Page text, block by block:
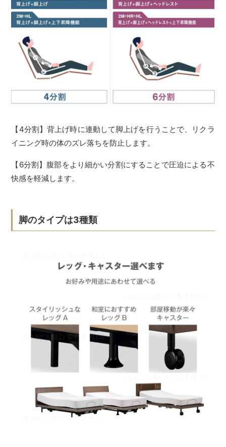
【4分割】背上げ時に連動して脚上げを行うことで、リクラ
イニング時の体のズレ落ちを防止します。
【6分割】腹部をより細かい分割にすることで圧迫による不
快感を軽減します。
脚のタイプは3種類